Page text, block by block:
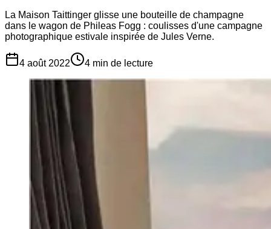
La Maison Taittinger glisse une bouteille de champagne
dans le wagon de Phileas Fogg : coulisses d'une campagne
photographique estivale inspirée de Jules Verne.
4 août 2022 4 min de lecture